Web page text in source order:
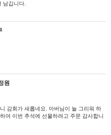
남깁니다.
원
감회가 새롭네요. 아버님이 늘 그리워 하
여 이번 추석에 선물하려고 주문 감사합니